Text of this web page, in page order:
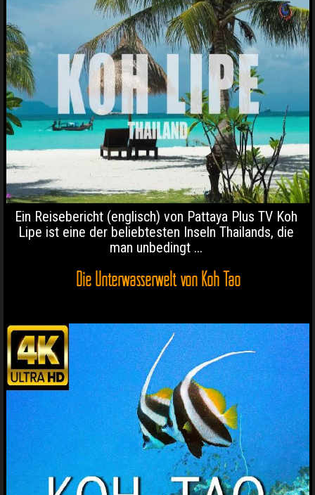
Ein Reisebericht (englisch) von Pattaya Plus TV Koh
Lipe ist eine der beliebtesten Inseln Thailands, die
man unbedingt ...
Die Unterwasserwelt von Koh Tao